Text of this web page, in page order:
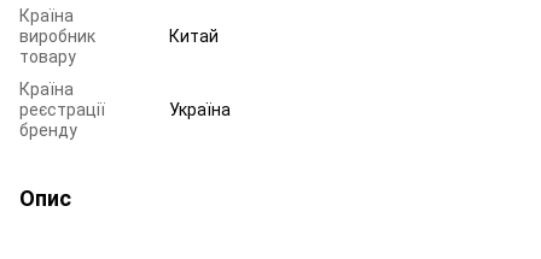
Країна
виробник
товару
Китай
Країна
реєстрації
бренду
Україна
Опис